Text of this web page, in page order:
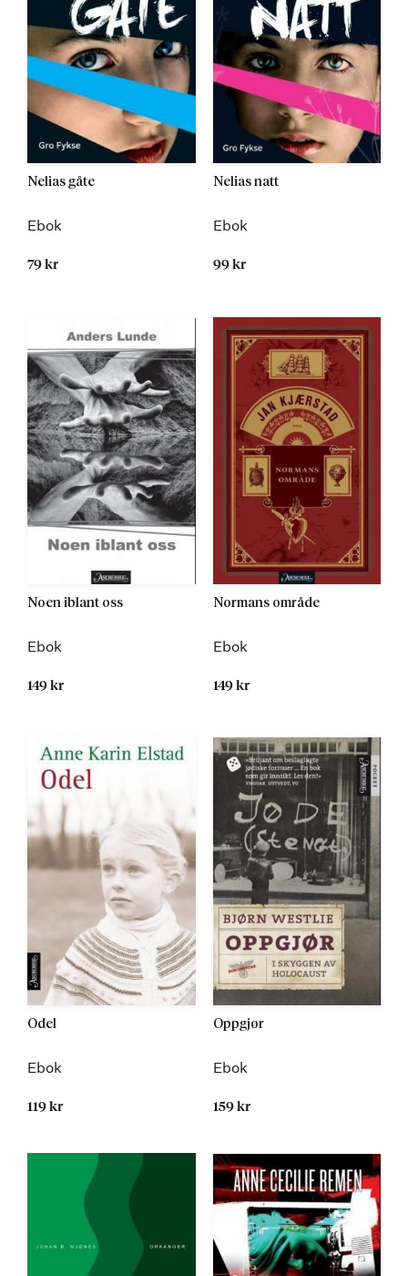
Nelias gåte
Ebok
79 kr
Nelias natt
Ebok
99 kr
Noen iblant oss
Ebok
149 kr
Normans område
Ebok
149 kr
Odel
Ebok
119 kr
Oppgjør
Ebok
159 kr